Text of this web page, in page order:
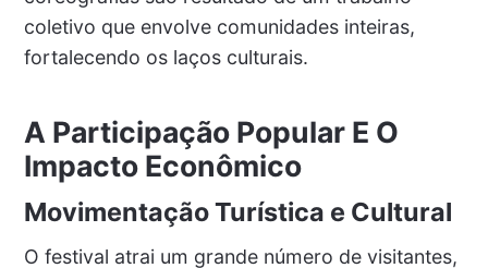
coletivo que envolve comunidades inteiras,
fortalecendo os laços culturais.
A Participação Popular E O
Impacto Econômico
Movimentação Turística e Cultural
O festival atrai um grande número de visitantes,